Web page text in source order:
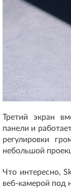
Третий экран
панели и
регулировки
небольшой
Что интересно,
веб-камерой под